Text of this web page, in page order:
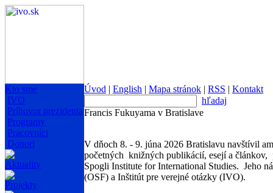
Kto sme
IVO
Príhovor prezidenta
Programy
Pracovníci
Donori
Aktuality
Projekty
Úvod | English | Mapa stránok | RSS | Kontakt
hľadaj
Francis Fukuyama v Bratislave
V dňoch 8. - 9. júna 2026 Bratislavu navštívil
početných knižných publikácií, esejí a
Spogli Institute for International Studies. Jeho
(OSF) a Inštitút pre verejné otázky (IVO).